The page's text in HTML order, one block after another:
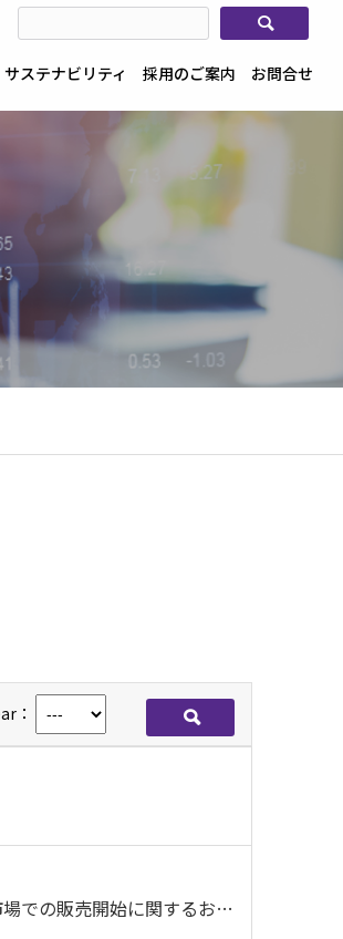
サステナビリティ 採用のご案内 お問合せ
：
中国WOMA社における中国製造「人工股関節製品」の薬事承認追加取得、及び中国市場での販売開始に関するお知らせ